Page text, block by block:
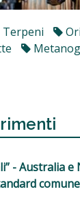
Terpeni
- Australia e